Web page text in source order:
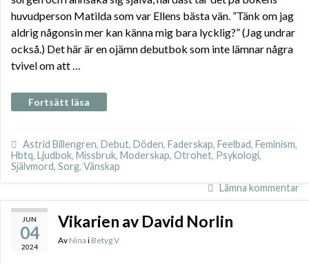
huvudperson Matilda som var Ellens bästa vän. ”Tänk om jag
aldrig någonsin mer kan känna mig bara lycklig?” (Jag undrar
också.) Det här är en ojämn debutbok som inte lämnar några
tvivel om att …
Fortsätt läsa
Astrid Billengren, Debut, Döden, Faderskap, Feelbad, Feminism,
Hbtq, Ljudbok, Missbruk, Moderskap, Otrohet, Psykologi,
Självmord, Sorg, Vänskap
Lämna kommentar
JUN
04
2024
Vikarien av David Norlin
Av Nina i Betyg V